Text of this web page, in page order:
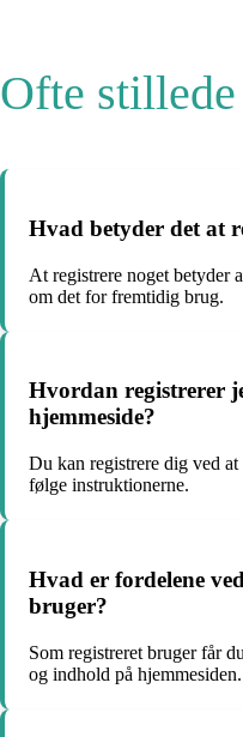
Ofte
Hvad betyder det at
At registrere noget betyder
om det for fremtidig brug.
Hvordan registrerer
hjemmeside?
Du kan registrere dig ved
følge instruktionerne.
Hvad er fordelene
bruger?
Som registreret bruger får
og indhold på hjemmesiden.